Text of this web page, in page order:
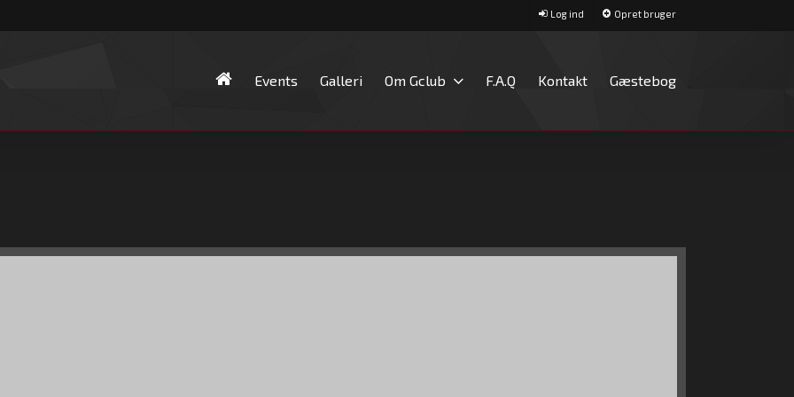
Log ind Opret bruger
Events Galleri Om Gclub F.A.Q Kontakt Gæstebog